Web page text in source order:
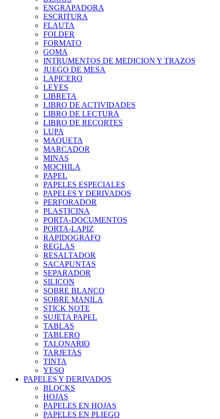
ENGRAPADORA
ESCRITURA
FLAUTA
FOLDER
FORMATO
GOMA
INTRUMENTOS DE MEDICION Y TRAZOS
JUEGO DE MESA
LAPICERO
LEYES
LIBRETA
LIBRO DE ACTIVIDADES
LIBRO DE LECTURA
LIBRO DE RECORTES
LUPA
MAQUETA
MARCADOR
MINAS
MOCHILA
PAPEL
PAPELES ESPECIALES
PAPELES Y DERIVADOS
PERFORADOR
PLASTICINA
PORTA-DOCUMENTOS
PORTA-LAPIZ
RAPIDOGRAFO
REGLAS
RESALTADOR
SACAPUNTAS
SEPARADOR
SILICON
SOBRE BLANCO
SOBRE MANILA
STICK NOTE
SUJETA PAPEL
TABLAS
TABLERO
TALONARIO
TARJETAS
TINTA
YESO
PAPELES Y DERIVADOS
BLOCKS
HOJAS
PAPELES EN HOJAS
PAPELES EN PLIEGO